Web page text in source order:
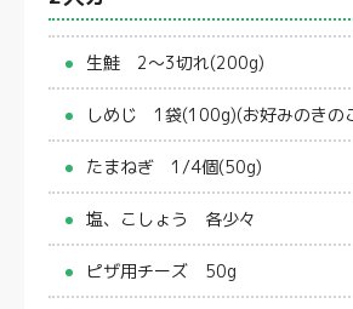
生鮭 2〜3切れ(200g)
しめじ 1袋(100g)(お好みのきの
たまねぎ 1/4個(50g)
塩、こしょう 各少々
ピザ用チーズ 50g